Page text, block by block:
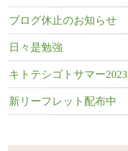
ブログ休止のお知らせ
日々是勉強
キトテシゴトサマー2023
新リーフレット配布中